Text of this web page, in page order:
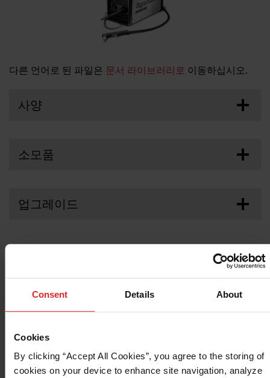
Consent Details About
Cookies
By clicking “Accept All Cookies”, you agree to the storing of
cookies on your device to enhance site navigation, analyze
로그인
계정 생성
암호를 잊었습니까?
리소스
다른 언어로 된 파일은 문서 라이브러리로 이동하십시오.
사양
소모품
PAC125T/PAC125M
업그레이드
Powermax600/800/900과 MAX42/43 시스템용
Duramax 개량형 토치
기술 지원
질문